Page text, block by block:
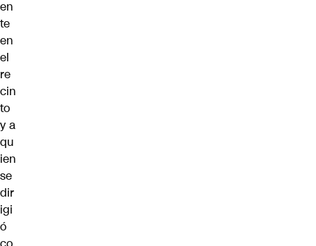
en
te
en
el
re
cin
to
y a
qu
ien
se
dir
igi
ó